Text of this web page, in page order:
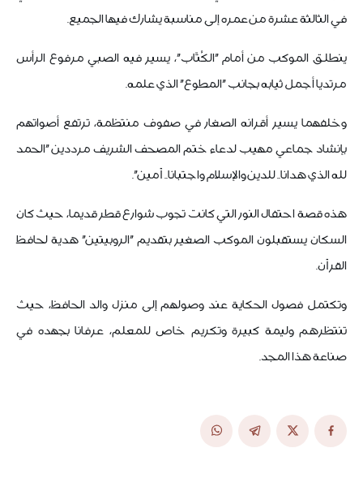
في الثالثة عشرة من عمره إلى مناسبة يشارك فيها الجميع.
ينطلق الموكب من أمام "الكُتّاب"، يسير فيه الصبي مرفوع الرأس
مرتديا أجمل ثيابه بجانب "المطوع" الذي علمه.
وخلفهما يسير أقرانه الصغار في صفوف منتظمة، ترتفع أصواتهم
بإنشاد جماعي مهيب لدعاء ختم المصحف الشريف مرددين "الحمد
لله الذي هدانا.. للدين والإسلام واجتبانا.. آمين".
هذه قصة احتفال النور التي كانت تجوب شوارع قطر قديما، حيث كان
السكان يستقبلون الموكب الصغير بتقديم "الروبيتين" هدية لحافظ
القرآن.
وتكتمل فصول الحكاية عند وصولهم إلى منزل والد الحافظ، حيث
تنتظرهم وليمة كبيرة وتكريم خاص للمعلم، عرفانا بجهده في
صناعة هذا المجد.